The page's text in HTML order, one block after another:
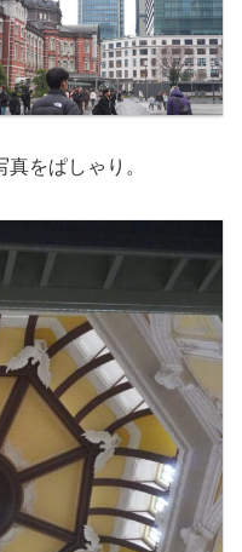
をぱしゃり。